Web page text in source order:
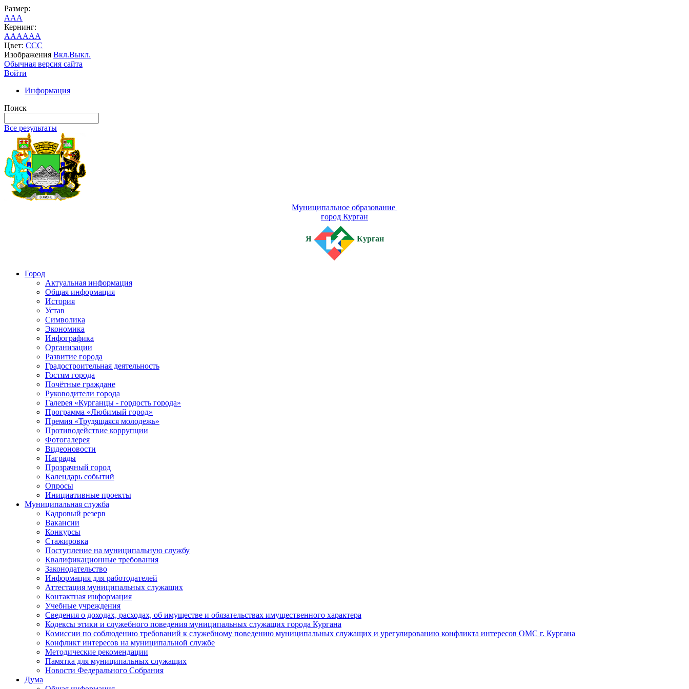
Размер:
AAA
Кернинг:
AAAAAA
Цвет: CCC
Изображения Вкл.Выкл.
Обычная версия сайта
Войти
Информация
Поиск
Все результаты
Муниципальное образование
город Курган
Я Курган
Город
Актуальная информация
Общая информация
История
Устав
Символика
Экономика
Инфографика
Организации
Развитие города
Градостроительная деятельность
Гостям города
Почётные граждане
Руководители города
Галерея «Курганцы - гордость города»
Программа «Любимый город»
Премия «Трудящаяся молодежь»
Противодействие коррупции
Фотогалерея
Видеоновости
Награды
Прозрачный город
Календарь событий
Опросы
Инициативные проекты
Муниципальная служба
Кадровый резерв
Вакансии
Конкурсы
Стажировка
Поступление на муниципальную службу
Квалификационные требования
Законодательство
Информация для работодателей
Аттестация муниципальных служащих
Контактная информация
Учебные учреждения
Сведения о доходах, расходах, об имуществе и обязательствах имущественного характера
Кодексы этики и служебного поведения муниципальных служащих города Кургана
Комиссии по соблюдению требований к служебному поведению муниципальных служащих и урегулированию конфликта интересов ОМС г. Кургана
Конфликт интересов на муниципальной службе
Методические рекомендации
Памятка для муниципальных служащих
Новости Федерального Cобрания
Дума